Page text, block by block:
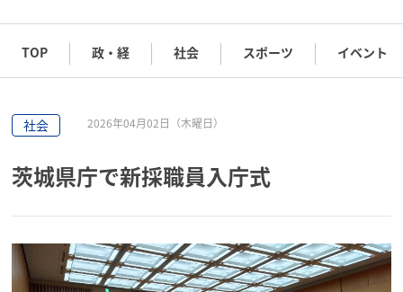
TOP 政・経 社会 スポーツ イベント
社会 2026年04月02日（木曜日）
茨城県庁で新採職員入庁式